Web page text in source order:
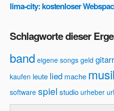
lima-city: kostenloser
Schlagworte dieser
band eigene songs geld
kaufen leute lied mache
software spiel studio urheber